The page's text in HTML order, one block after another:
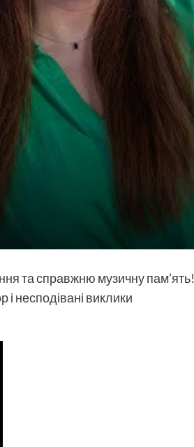
та справжню музичну пам’ять!
і несподівані виклики